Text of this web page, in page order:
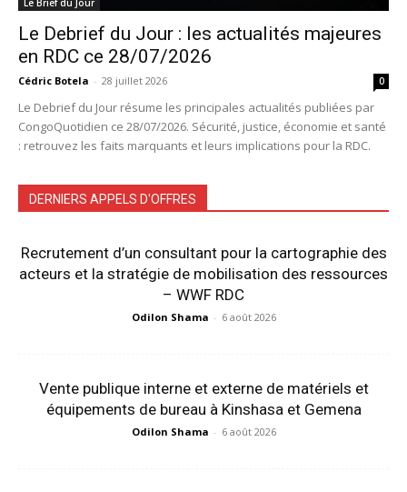
Le Debrief du Jour : les actualités majeures
en RDC ce 28/07/2026
Cédric Botela - 28 juillet 2026 0
Le Debrief du Jour résume les principales actualités publiées par
CongoQuotidien ce 28/07/2026. Sécurité, justice, économie et santé
: retrouvez les faits marquants et leurs implications pour la RDC.
DERNIERS APPELS D'OFFRES
Recrutement d’un consultant pour la cartographie des
acteurs et la stratégie de mobilisation des ressources
– WWF RDC
Odilon Shama - 6 août 2026
Vente publique interne et externe de matériels et
équipements de bureau à Kinshasa et Gemena
Odilon Shama - 6 août 2026